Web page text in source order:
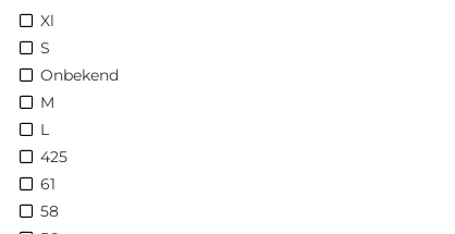
Xl
S
Onbekend
M
L
425
61
58